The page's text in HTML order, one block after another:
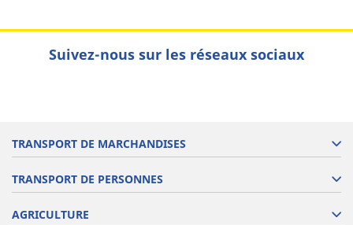
Suivez-nous sur les réseaux sociaux
TRANSPORT DE MARCHANDISES
TRANSPORT DE PERSONNES
AGRICULTURE